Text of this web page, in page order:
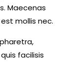
Maecenas
mollis nec.
facilisis